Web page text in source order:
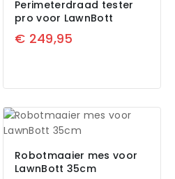
Perimeterdraad tester
pro voor LawnBott
€ 249,95
Robotmaaier mes voor
LawnBott 35cm